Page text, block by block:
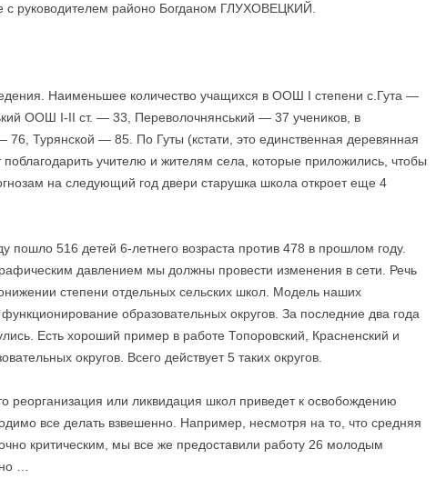
с руководителем районо Богданом ГЛУХОВЕЦКИЙ.
Наименьшее количество учащихся в ООШ I степени с.Гута —
ООШ I-II ст. — 33, Переволочнянський — 37 учеников, в
Турянской — 85. По Гуты (кстати, это единственная деревянная
поблагодарить учителю и жителям села, которые приложились, чтобы
на следующий год двери старушка школа откроет еще 4
пошло 516 детей 6-летнего возраста против 478 в прошлом году.
давлением мы должны провести изменения в сети. Речь
степени отдельных сельских школ. Модель наших
образовательных округов. За последние два года
Есть хороший пример в работе Топоровский, Красненский и
округов. Всего действует 5 таких округов.
реорганизация или ликвидация школ приведет к освобождению
все делать взвешенно. Например, несмотря на то, что средняя
критическим, мы все же предоставили работу 26 молодым
…